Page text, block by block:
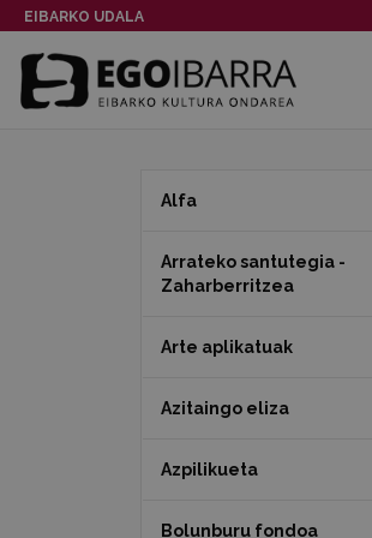
EIBARKO UDALA
Alfa
Arrateko santutegia -
Zaharberritzea
Arte aplikatuak
Azitaingo eliza
Azpilikueta
Bolunburu fondoa